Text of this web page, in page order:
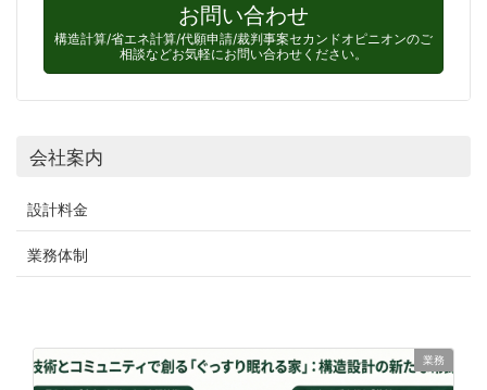
お問い合わせ
構造計算/省エネ計算/代願申請/裁判事案セカンドオピニオンのご
相談などお気軽にお問い合わせください。
会社案内
設計料金
業務体制
業務